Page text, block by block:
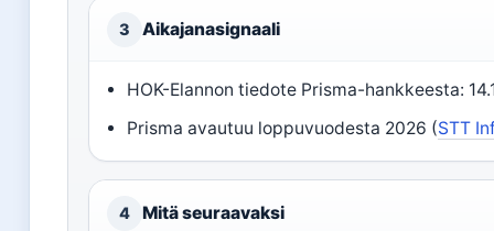
3 Aikajanasignaali
HOK-Elannon tiedote Prisma-hankkeesta:
Prisma avautuu loppuvuodesta 2026 (STT
4 Mitä seuraavaksi